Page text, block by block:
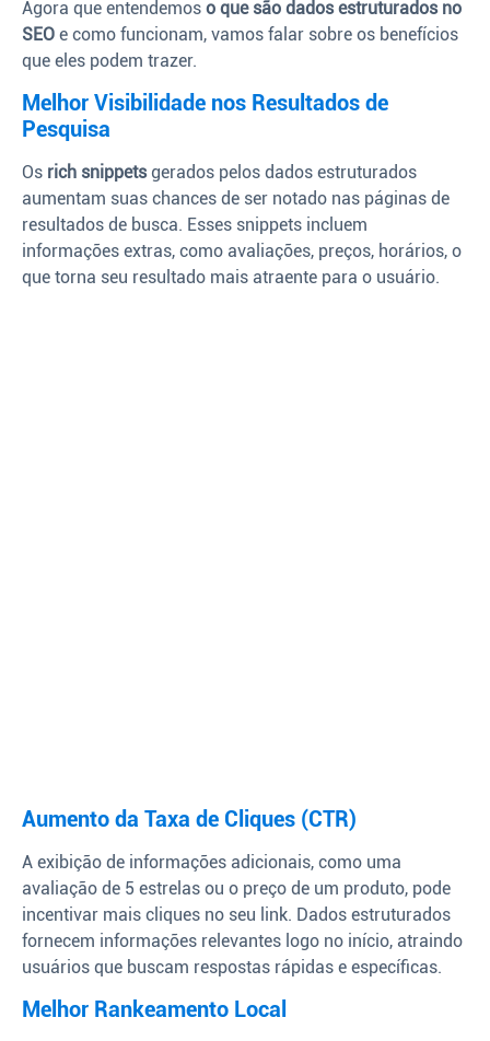
Agora que entendemos o que são dados estruturados no
SEO e como funcionam, vamos falar sobre os benefícios
que eles podem trazer.
Melhor Visibilidade nos Resultados de
Pesquisa
Os rich snippetsgerados pelos dados estruturados
aumentam suas chances de ser notado nas páginas de
resultados de busca. Esses snippets incluem
informações extras, como avaliações, preços, horários, o
que torna seu resultado mais atraente para o usuário.
Aumento da Taxa de Cliques (CTR)
A exibição de informações adicionais, como uma
avaliação de 5 estrelas ou o preço de um produto, pode
incentivar mais cliques no seu link. Dados estruturados
fornecem informações relevantes logo no início, atraindo
usuários que buscam respostas rápidas e específicas.
Melhor Rankeamento Local